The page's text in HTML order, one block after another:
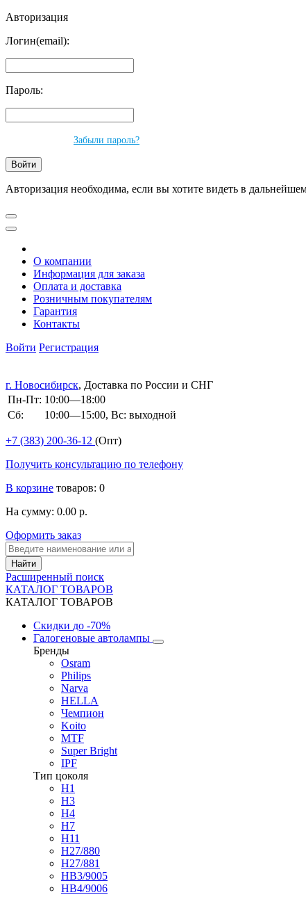
Авторизация
Логин(email):
Пароль:
Забыли пароль?
Авторизация необходима, если вы хотите видеть в
О компании
Информация для заказа
Оплата и доставка
Розничным покупателям
Гарантия
Контакты
Войти Регистрация
г. Новосибирск, Доставка по России и СНГ
Пн-Пт: 10:00—18:00
Сб:
10:00—15:00, Вс: выходной
+7 (383) 200-36-12 (Опт)
Получить консультацию по телефону
В корзине товаров: 0
На сумму: 0.00 р.
Оформить заказ
Расширенный поиск
КАТАЛОГ ТОВАРОВ
КАТАЛОГ ТОВАРОВ
Скидки до -70%
Галогеновые автолампы
Бренды
Osram
Philips
Narva
HELLA
Чемпион
Koito
MTF
Super Bright
IPF
Тип цоколя
H1
H3
H4
H7
H11
H27/880
H27/881
HB3/9005
HB4/9006